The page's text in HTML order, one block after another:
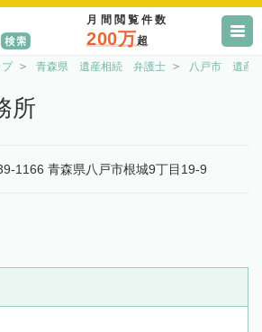
月間閲覧件数
200万超
青森県 遺産相続 弁護士 八戸市 遺産
所
1166 青森県八戸市根城9丁目19-9